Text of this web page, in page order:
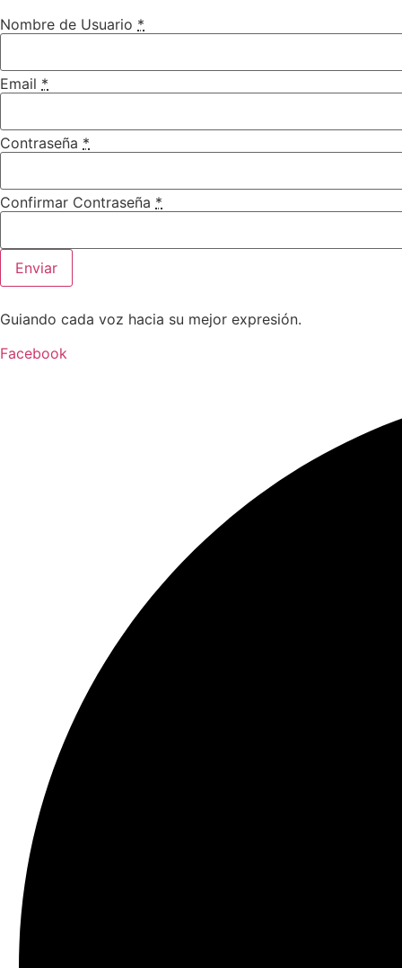
Nombre de Usuario *
Email *
Contraseña *
Confirmar Contraseña *
Enviar
Guiando cada voz hacia su mejor expresión.
Facebook